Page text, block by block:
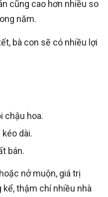
cũng cao hơn nhiều so
năm.
bà con sẽ có nhiều lợi
chậu hoa.
dài.
bán.
nở muộn, giá trị
thậm chí nhiều nhà